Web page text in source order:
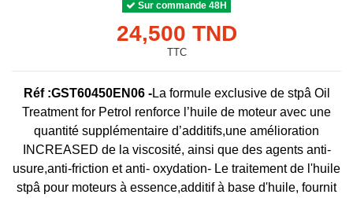
Sur commande 48H
24,500 TND
TTC
Réf :GST60450EN06 -La formule exclusive de stpâ Oil
Treatment for Petrol renforce l’huile de moteur avec une
quantité supplémentaire d’additifs,une amélioration
INCREASED de la viscosité, ainsi que des agents anti-
usure,anti-friction et anti- oxydation- Le traitement de l'huile
stpâ pour moteurs à essence,additif à base d'huile, fournit